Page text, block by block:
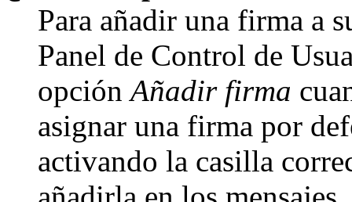
Para añadir una firma a
Panel de Control de
opciónAñadir firma
asignar una firma por
activando la casilla